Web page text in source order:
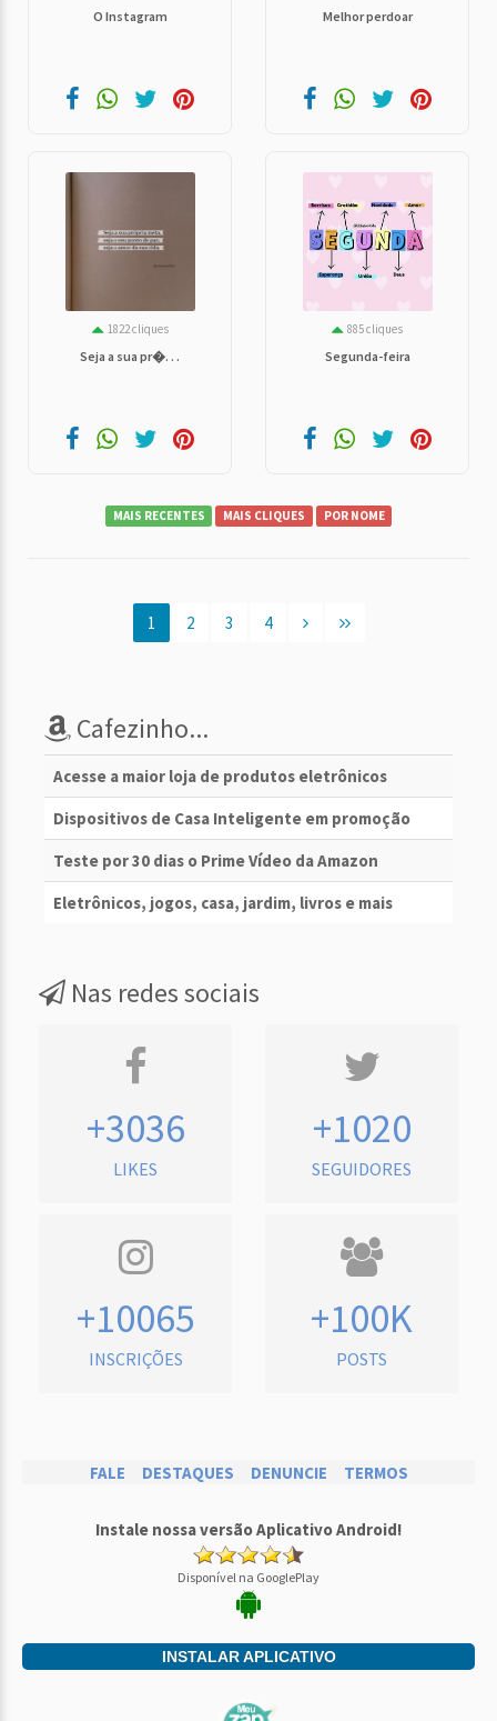
O Instagram Melhor perdoar
1822 cliques
Seja a sua pr�. . .
885 cliques
Segunda-feira
MAIS RECENTES MAIS CLIQUES POR NOME
1 2 3 4
Cafezinho...
Acesse a maior loja de produtos eletrônicos
Dispositivos de Casa Inteligente em promoção
Teste por 30 dias o Prime Vídeo da Amazon
Eletrônicos, jogos, casa, jardim, livros e mais
Nas redes sociais
+3036
LIKES
+1020
SEGUIDORES
+10065
INSCRIÇÕES
+100K
POSTS
FALE DESTAQUES DENUNCIE TERMOS
Instale nossa versão Aplicativo Android!
Disponível na GooglePlay
INSTALAR APLICATIVO